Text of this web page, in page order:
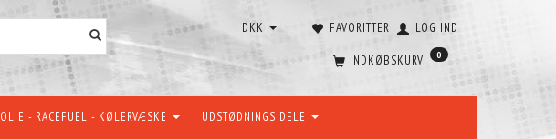
FAVORITTER LOG IND
DKK
INDKØBSKURV 0
OLIE - RACEFUEL - KØLERVÆSKE UDSTØDNINGS DELE